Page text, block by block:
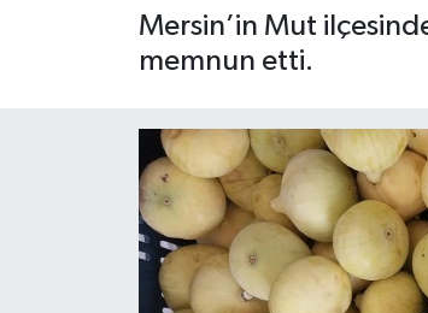
Mersin’in Mut
memnun etti.